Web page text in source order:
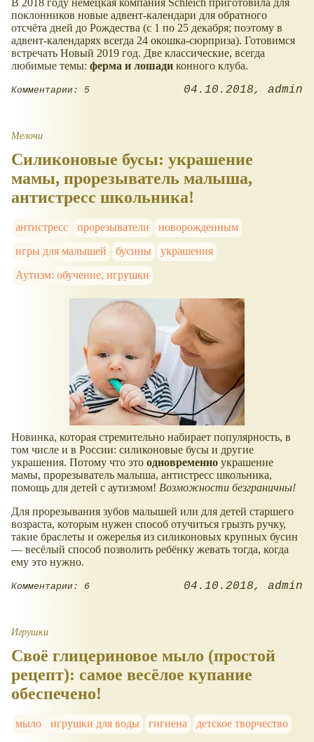
В 2018 году немецкая компания Schleich приготовила для
поклонников новые адвент-календари для обратного
отсчёта дней до Рождества (с 1 по 25 декабря; поэтому в
адвент-календарях всегда 24 окошка-сюрприза). Готовимся
встречать Новый 2019 год. Две классические, всегда
любимые темы: ферма и лошади конного клуба.
Комментарии: 5 04.10.2018 admin
Мелочи
Силиконовые бусы: украшение
мамы, прорезыватель малыша,
антистресс школьника!
антистресс прорезыватели
новорожденным
игры для малышей
бусины
украшения
Аутизм: обучение, игрушки
Новинка, которая стремительно набирает популярность, в
том числе и в России: силиконовые бусы и другие
украшения. Потому что это одновременно украшение
мамы, прорезыватель малыша, антистресс школьника,
помощь для детей с аутизмом! Возможности безграничны!
Для прорезывания зубов малышей или для детей старшего
возраста, которым нужен способ отучиться грызть ручку,
такие браслеты и ожерелья из силиконовых крупных бусин
— весёлый способ позволить ребёнку жевать тогда, когда
ему это нужно.
Комментарии: 6 04.10.2018 admin
Игрушки
Своё глицериновое мыло (простой
рецепт): самое весёлое купание
обеспечено!
мыло игрушки для воды гигиена детское творчество